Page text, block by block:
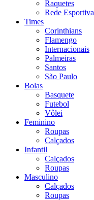
Raquetes
Rede Esportiva
Times
Corinthians
Flamengo
Internacionais
Palmeiras
Santos
São Paulo
Bolas
Basquete
Futebol
Vôlei
Feminino
Roupas
Calçados
Infantil
Calçados
Roupas
Masculino
Calçados
Roupas